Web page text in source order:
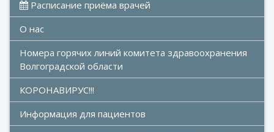
Расписание приёма врачей
О нас
Номера горячих линий комитета здравоохранения
Волгоградской области
КОРОНАВИРУС!!!
Информация для пациентов